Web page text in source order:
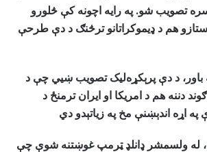
سره تصویب شو. په رایه اچونه کې څلورو
هم د ډیموکراتانو ترڅنګ د دې طرحې
باور، د دې پرېکړه‌لیک تصویب ښيي چې د
دننه هم د امریکا او ایران ترمنځ د
اړه اندېښنې مخ په زیاتېدو دي
له ولسمشر ډانلډ ټرمپ غوښتنه شوې چې